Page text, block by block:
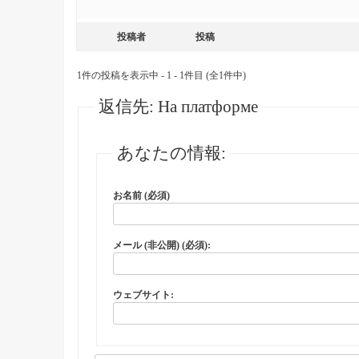
投稿者 投稿
1件の投稿を表示中 - 1 - 1件目 (全1件中)
返信先: На платформе
あなたの情報:
お名前 (必須)
メール (非公開) (必須):
ウェブサイト: